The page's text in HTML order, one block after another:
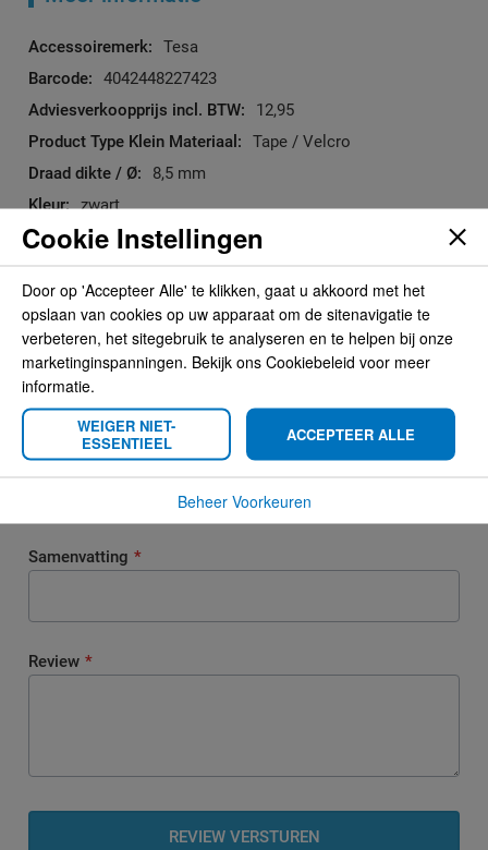
Meer
informatie
Tesa
4042448227423
12,95
Tape / Velcro
8,5 mm
zwart
Reviews
U plaatst een review over:
Tesa 51036 Linnen Fleece tape 25mmx25m
zwart exterieur
Uw naam
Samenvatting
Review
REVIEW VERSTUREN
Cookie Instellingen
Door op 'Accepteer Alle' te klikken, gaat u akkoord met het
opslaan van cookies op uw apparaat om de sitenavigatie te
verbeteren, het sitegebruik te analyseren en te helpen bij onze
marketinginspanningen. Bekijk ons Cookiebeleid voor meer
informatie.
WEIGER NIET-
ESSENTIEEL
ACCEPTEER ALLE
Beheer Voorkeuren